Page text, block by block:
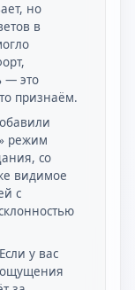
но
в
— это
признаём.
режим
со
видимое
с
у вас
ощущения